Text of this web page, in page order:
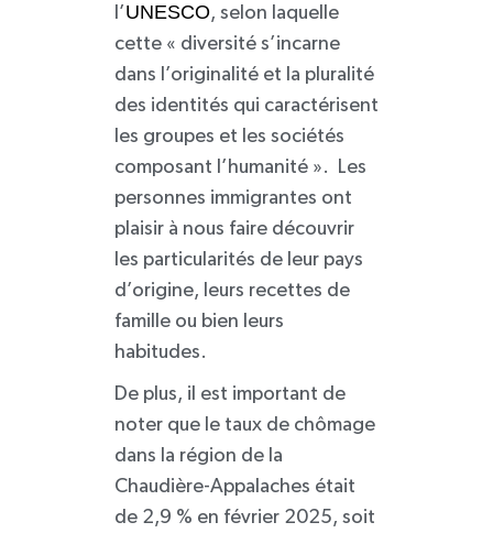
l’UNESCO, selon laquelle
cette « diversité s’incarne
dans l’originalité et la pluralité
des identités qui caractérisent
les groupes et les sociétés
composant l’humanité ». Les
personnes immigrantes ont
plaisir à nous faire découvrir
les particularités de leur pays
d’origine, leurs recettes de
famille ou bien leurs
habitudes.
De plus, il est important de
noter que le taux de chômage
dans la région de la
Chaudière-Appalaches était
de 2,9 % en février 2025, soit